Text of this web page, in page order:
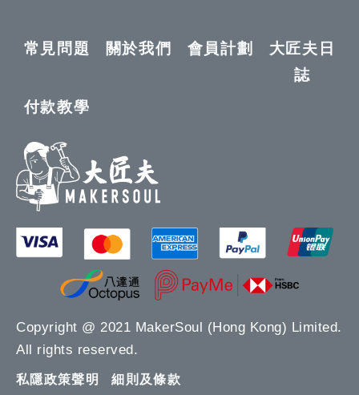
常見問題 關於我們 會員計劃
大匠夫日
誌
付款教學
Copyright @ 2021 MakerSoul (Hong Kong) Limited.
All rights reserved.
私隱政策聲明 細則及條款